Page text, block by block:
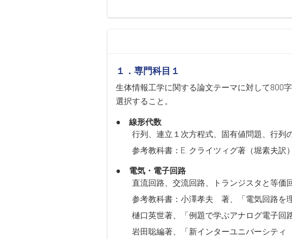
１．専門科目１
生体情報工学に関する論文テーマに対して800
選択すること。
● 線形代数
行列、連立１次方程式、固有値問題、行列
参考教科書：E. クライツィグ著（堀素夫
● 電気・電子回路
直流回路、交流回路、トランジスタと等価
参考教科書：小澤孝夫 著、「電気回路を
樋口英世著、「例題で学ぶアナログ電子回
岩田聡編著、「新インターユニバーシテ